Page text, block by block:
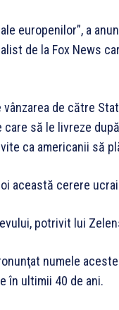
europenilor”, a
de la Fox News
de către
care să le livreze
ca americanii să
această cerere
potrivit lui
numele
în ultimii 40 de ani.